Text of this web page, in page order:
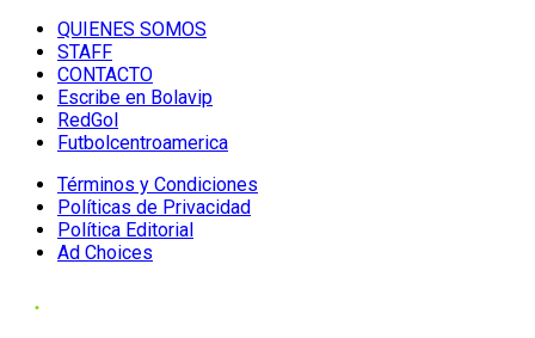
QUIENES SOMOS
STAFF
CONTACTO
Escribe en Bolavip
RedGol
Futbolcentroamerica
Términos y Condiciones
Políticas de Privacidad
Política Editorial
Ad Choices